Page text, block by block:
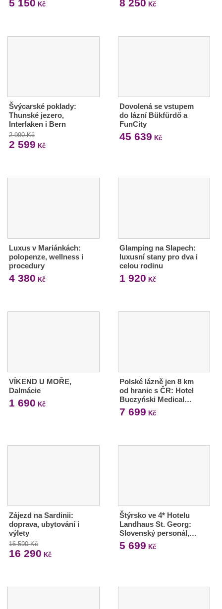
5 150 Kč 8 250 Kč
Švýcarské poklady:
Thunské jezero,
Interlaken i Bern
2 990 Kč
2 599 Kč
Dovolená se vstupem
do lázní Bükfürdő a
FunCity
45 639 Kč
Luxus v Mariánkách:
polopenze, wellness i
procedury
4 380 Kč
Glamping na Slapech:
luxusní stany pro dva i
celou rodinu
1 920 Kč
VÍKEND U MOŘE,
Dalmácie
1 690 Kč
Polské lázně jen 8 km
od hranic s ČR: Hotel
Buczyński Medical…
7 699 Kč
Zájezd na Sardinii:
doprava, ubytování i
výlety
16 590 Kč
16 290 Kč
Štýrsko ve 4* Hotelu
Landhaus St. Georg:
Slovenský personál,…
5 699 Kč